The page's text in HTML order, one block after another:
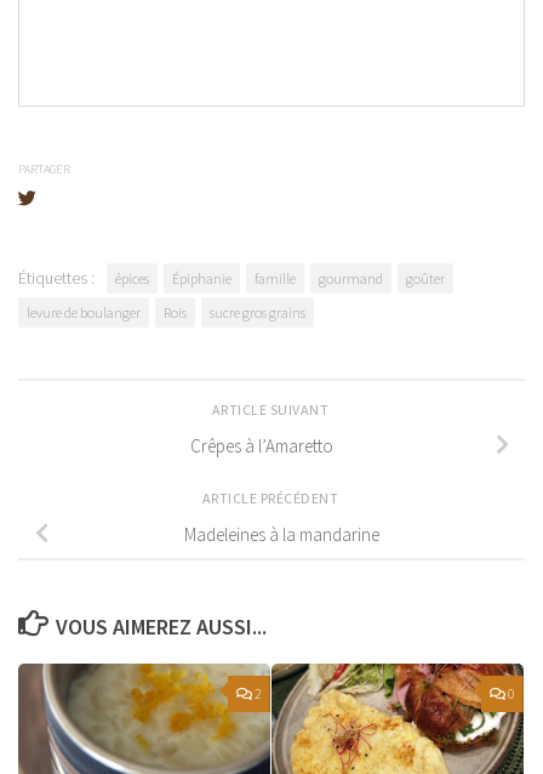
PARTAGER
Étiquettes : épices Épiphanie famille gourmand
goûter
levure de boulanger
Rois sucre gros grains
ARTICLE SUIVANT
Crêpes à l’Amaretto
ARTICLE PRÉCÉDENT
Madeleines à la mandarine
VOUS AIMEREZ AUSSI...
2 0